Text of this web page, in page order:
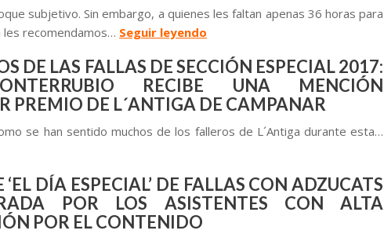
subjetivo. Sin embargo, a quienes les faltan apenas 36 horas para
les recomendamos… Seguir leyendo
DE LAS FALLAS DE SECCIÓN ESPECIAL 2017:
RECIBE UNA MENCIÓN
PREMIO DE L´ANTIGA DE CAMPANAR
se han sentido muchos de los falleros de L´Antiga durante esta…
‘EL DÍA ESPECIAL’ DE FALLAS CON ADZUCATS
POR LOS ASISTENTES CON ALTA
POR EL CONTENIDO